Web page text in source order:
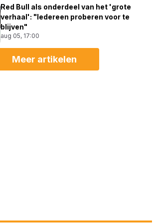
Red Bull als onderdeel van het 'grote
verhaal': "Iedereen proberen voor te
blijven"
aug 05, 17:00
Meer artikelen